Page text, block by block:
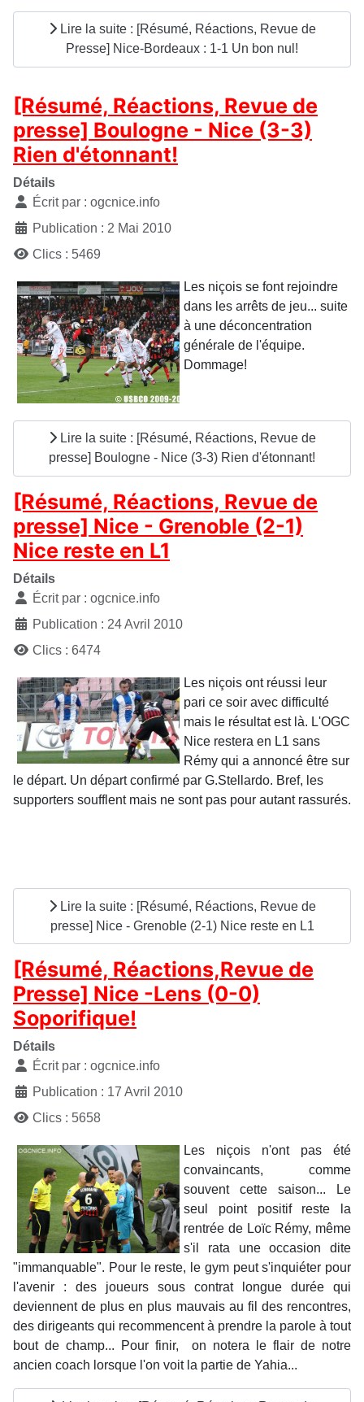
Lire la suite : [Résumé, Réactions, Revue de
Presse] Nice-Bordeaux : 1-1 Un bon nul!
[Résumé, Réactions, Revue de
presse] Boulogne - Nice (3-3)
Rien d'étonnant!
Détails
Écrit par : ogcnice.info
Publication : 2 Mai 2010
Clics : 5469
Les niçois se font rejoindre
dans les arrêts de jeu... suite
à une déconcentration
générale de l'équipe.
Dommage!
Lire la suite : [Résumé, Réactions, Revue de
presse] Boulogne - Nice (3-3) Rien d'étonnant!
[Résumé, Réactions, Revue de
presse] Nice - Grenoble (2-1)
Nice reste en L1
Détails
Écrit par : ogcnice.info
Publication : 24 Avril 2010
Clics : 6474
Les niçois ont réussi leur
pari ce soir avec difficulté
mais le résultat est là. L'OGC
Nice restera en L1 sans
Rémy qui a annoncé être sur
le départ. Un départ confirmé par G.Stellardo. Bref, les
supporters soufflent mais ne sont pas pour autant rassurés.
Lire la suite : [Résumé, Réactions, Revue de
presse] Nice - Grenoble (2-1) Nice reste en L1
[Résumé, Réactions,Revue de
Presse] Nice -Lens (0-0)
Soporifique!
Détails
Écrit par : ogcnice.info
Publication : 17 Avril 2010
Clics : 5658
Les niçois n'ont pas été
convaincants, comme
souvent cette saison... Le
seul point positif reste la
rentrée de Loïc Rémy, même
s'il rata une occasion dite
"immanquable". Pour le reste, le gym peut s'inquiéter pour
l'avenir : des joueurs sous contrat longue durée qui
deviennent de plus en plus mauvais au fil des rencontres,
des dirigeants qui recommencent à prendre la parole à tout
bout de champ... Pour finir, on notera le flair de notre
ancien coach lorsque l'on voit la partie de Yahia...